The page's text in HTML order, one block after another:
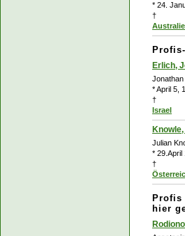
* 24.
†
Erlich,
* April 5,
†
Israel
Julian
* 29.April
†
Profis
hier